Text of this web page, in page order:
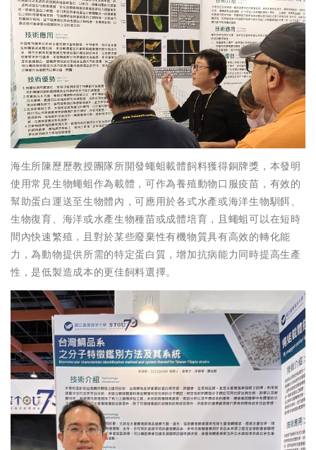
海生所陳歷歷教授團隊所開發蠅蛆載體飼料獲得銅牌獎，本發明
使用常見生物蠅蛆作為載體，可作為養殖動物口服疫苗，有效的
幫助蛋白運送至生物體內，可應用於各式水產或海洋生物馴餌、
生物復育、海洋或水產生物種苗或成體培育，且蠅蛆可以在短時
間內快速繁殖，且對於某些廢棄性有機物質具有高效的轉化能
力，為動物提供所需的特定蛋白質，增加抗病能力同時提高生產
性，是低製造成本的更佳飼料選擇。